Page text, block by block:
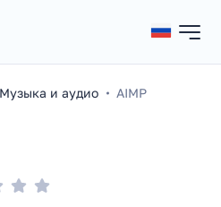
Музыка и аудио AIMP